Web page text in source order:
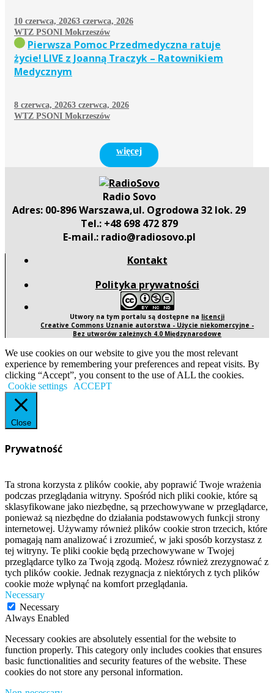
10 czerwca, 20263 czerwca, 2026
WTZ PSONI Mokrzeszów
Pierwsza Pomoc Przedmedyczna ratuje
życie! LIVE z Joanną Traczyk – Ratownikiem
Medycznym
8 czerwca, 20263 czerwca, 2026
WTZ PSONI Mokrzeszów
więcej
Radio Sovo
Adres: 00-896 Warszawa,ul. Ogrodowa 32 lok. 29
Tel.: +48 698 472 879
E-mail.: radio@radiosovo.pl
Kontakt
Polityka prywatności
Utwory na tym portalu są dostępne na licencji
Creative Commons Uznanie autorstwa - Użycie niekomercyjne -
Bez utworów zależnych 4.0 Międzynarodowe
We use cookies on our website to give you the most relevant
experience by remembering your preferences and repeat visits. By
clicking “Accept”, you consent to the use of ALL the cookies.
Cookie settings
ACCEPT
Close
Prywatność
Ta strona korzysta z plików cookie, aby poprawić Twoje wrażenia
podczas przeglądania witryny. Spośród nich pliki cookie, które są
sklasyfikowane jako niezbędne, są przechowywane w przeglądarce,
ponieważ są niezbędne do działania podstawowych funkcji strony
internetowej. Używamy również plików cookie stron trzecich, które
pomagają nam analizować i zrozumieć, w jaki sposób korzystasz z
tej witryny. Te pliki cookie będą przechowywane w Twojej
przeglądarce tylko za Twoją zgodą. Możesz również zrezygnować z
tych plików cookie. Jednak rezygnacja z niektórych z tych plików
cookie może wpłynąć na komfort przeglądania.
Necessary
Necessary
Always Enabled
Necessary cookies are absolutely essential for the website to
function properly. This category only includes cookies that ensures
basic functionalities and security features of the website. These
cookies do not store any personal information.